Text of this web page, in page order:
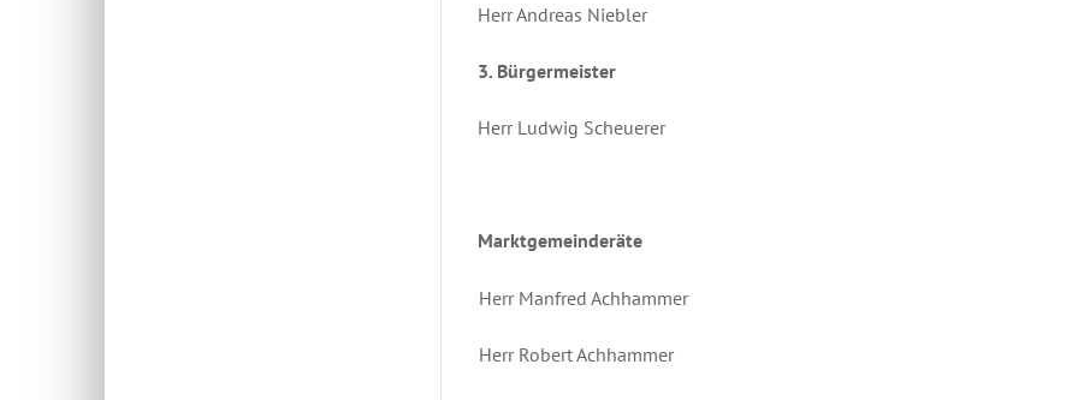
Herr Andreas Niebler
3. Bürgermeister
Herr Ludwig Scheuerer
Marktgemeinderäte
Herr Manfred Achhammer
Herr Robert Achhammer